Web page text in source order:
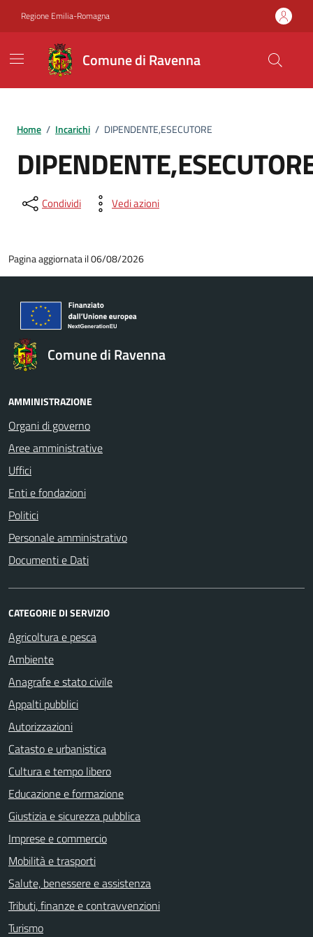
Regione Emilia-Romagna
Comune di Ravenna
Home / Incarichi / DIPENDENTE,ESECUTORE
Condividi Vedi azioni
Pagina aggiornata il 06/08/2026
Comune di Ravenna
AMMINISTRAZIONE
Organi di governo
Aree amministrative
Uffici
Enti e fondazioni
Politici
Personale amministrativo
Documenti e Dati
CATEGORIE DI SERVIZIO
Agricoltura e pesca
Ambiente
Anagrafe e stato civile
Appalti pubblici
Autorizzazioni
Catasto e urbanistica
Cultura e tempo libero
Educazione e formazione
Giustizia e sicurezza pubblica
Imprese e commercio
Mobilità e trasporti
Salute, benessere e assistenza
Tributi, finanze e contravvenzioni
Turismo